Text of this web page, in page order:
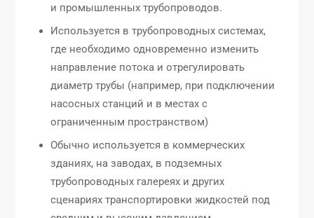
и промышленных трубопроводов.
Используется в трубопроводных системах,
где необходимо одновременно изменить
направление потока и отрегулировать
диаметр трубы (например, при подключении
насосных станций и в местах с
ограниченным пространством)
Обычно используется в коммерческих
зданиях, на заводах, в подземных
трубопроводных галереях и других
сценариях транспортировки жидкостей под